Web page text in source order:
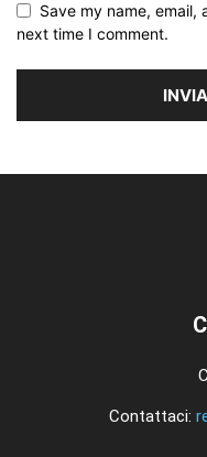
Save my name,
next time I comment.
Contattaci: